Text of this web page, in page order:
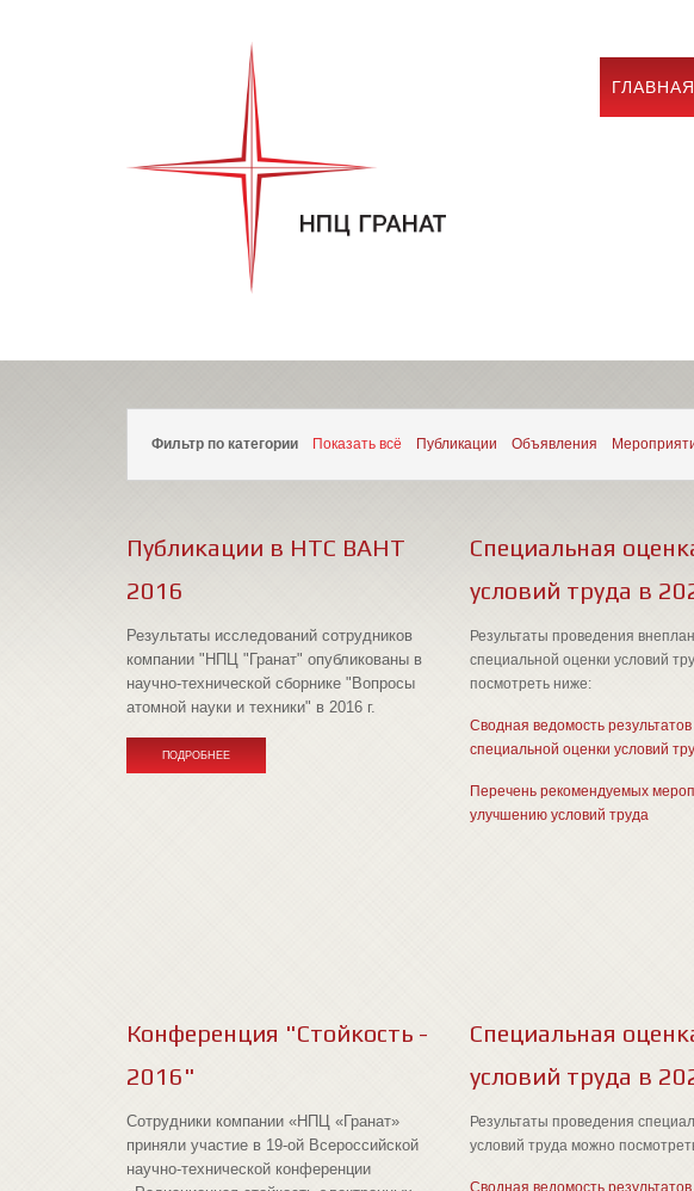
ГЛАВНАЯ
Фильтр по категории Показать всё Публикации Объявления
Публикации в НТС ВАНТ
2016
Результаты исследований сотрудников
компании "НПЦ "Гранат" опубликованы в
научно-технической сборнике "Вопросы
атомной науки и техники" в 2016 г.
ПОДРОБНЕЕ
Специальная
условий труда в
Результаты проведения
специальной оценки условий
посмотреть ниже:
Сводная ведомость
специальной оценки условий
Перечень рекомендуемых
улучшению условий труда
Конференция "Стойкость -
2016"
Сотрудники компании «НПЦ «Гранат»
приняли участие в 19-ой Всероссийской
научно-технической конференции
Специальная
условий труда в
Результаты проведения
условий труда можно
Сводная ведомость